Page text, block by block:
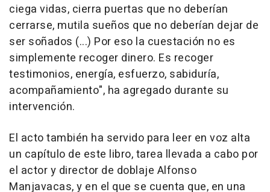
ciega vidas, cierra puertas que no deberían
cerrarse, mutila sueños que no deberían dejar de
ser soñados (...) Por eso la cuestación no es
simplemente recoger dinero. Es recoger
testimonios, energía, esfuerzo, sabiduría,
acompañamiento", ha agregado durante su
intervención.
El acto también ha servido para leer en voz alta
un capítulo de este libro, tarea llevada a cabo por
el actor y director de doblaje Alfonso
Manjavacas, y en el que se cuenta que, en una